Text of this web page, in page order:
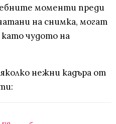
моменти преди
на снимка, могат
чудото на
нежни кадъра от